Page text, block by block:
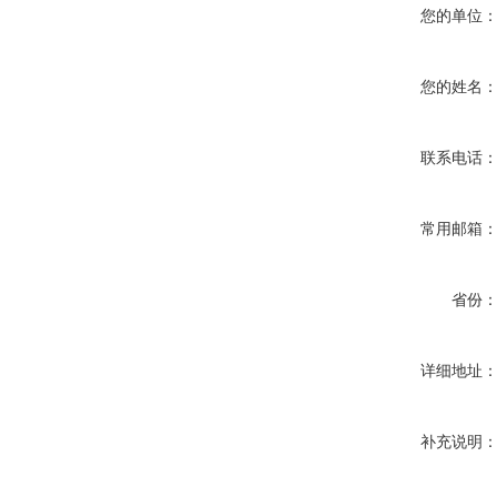
您的单位：
您的姓名：
联系电话：
常用邮箱：
省份：
详细地址：
补充说明：